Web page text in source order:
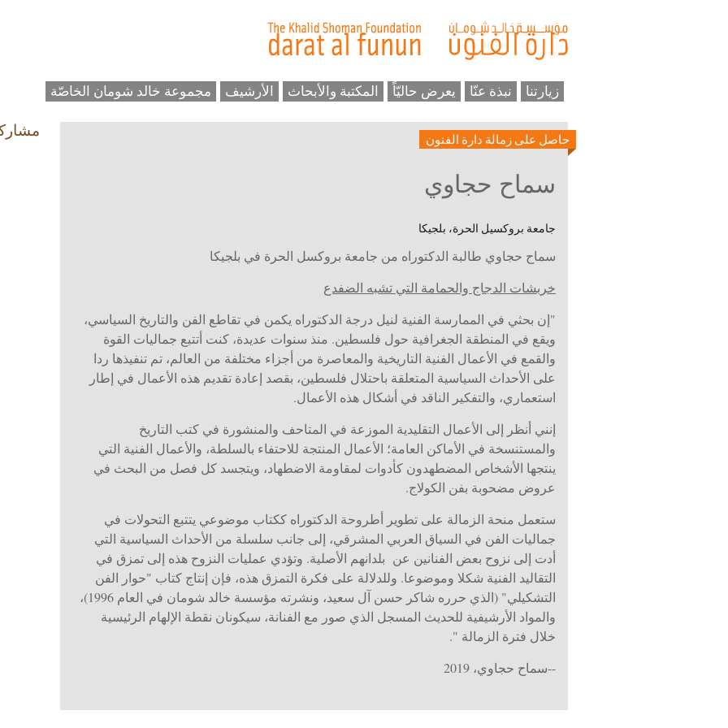
زيارتنا نبذة عنّا يعرض حاليّاً المكتبة والأبحاث الأرشيف مجموعة خالد شومان الخاصّة
حاصل على زمالة دارة الفنون
سماح حجاوي
جامعة بروكسيل الحرة، بلجيكا
سماح حجاوي طالبة الدكتوراه من جامعة بروكسل الحرة في بلجيكا
خربشات الدجاج والحمامة التي تشبه الضفدع
"إن بحثي في الممارسة الفنية لنيل درجة ​​الدكتوراه يكمن في تقاطع الفن والتاريخ السياسي،
ويقع في المنطقة الجغرافية حول فلسطين. منذ سنوات عديدة، كنت أتتبع جماليات القوة
والقمع في الأعمال الفنية التاريخية والمعاصرة من أجزاء مختلفة من العالم، تم تنفيذها ردا
على الأحداث السياسية المتعلقة باحتلال فلسطين، بقصد إعادة تقديم هذه الأعمال في إطار
استعماري، والتفكير الناقد في أشكال هذه الأعمال.
إنني أنظر إلى الأعمال التقليدية الموزعة في المتاحف والمنشورة في كتب التاريخ
والمستنسخة في الأماكن العامة؛ الأعمال المنتجة للاحتفاء بالسلطة، والأعمال الفنية التي
ينتجها الأشخاص المضطهدون كأدوات لمقاومة الاضطهاد، ويتجسد كل فصل من البحث في
عروض مضحوبة بفن الكولاج.
ستعمل منحة الزمالة على تطوير أطروحة الدكتوراه ككتاب موضوعي يتتبع التحولات في
جماليات الفن في السياق العربي المشرقي، إلى جانب سلسلة من الأحداث السياسية التي
أدت إلى نزوح بعض الفنانين عن بلدانهم الأصلية. وتؤدي عمليات النزوح هذه إلى تمزق في
التقاليد الفنية شكلا وموضوعا. وللدلالة على فكرة التمزق هذه، فإن إنتاج كتاب "حوار الفن
التشكيلي" (الذي حرره شاكر حسن آل سعيد، ونشرته مؤسسة خالد شومان في العام 1996)،
والمواد الأرشيفية للحديث المسجل الذي صور مع الفنانة، سيكونان نقطة الإلهام الرئيسية
خلال فترة الزمالة ".
--سماح حجاوي، 2019